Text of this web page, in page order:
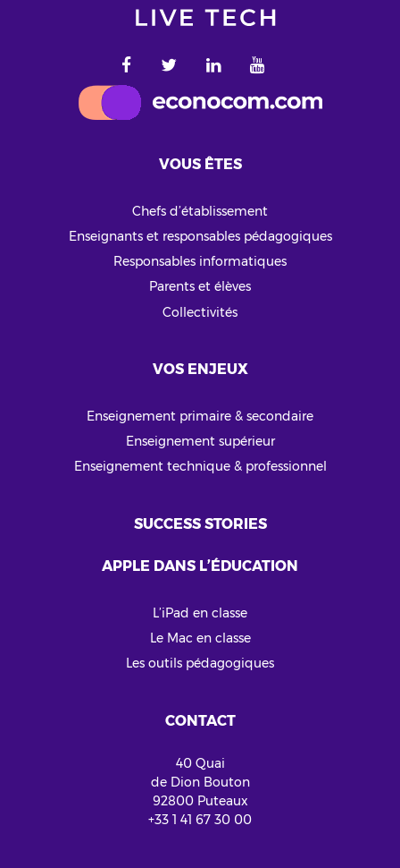
VOUS ÊTES
Chefs d’établissement
Enseignants et responsables pédagogiques
Responsables informatiques
Parents et élèves
Collectivités
VOS ENJEUX
Enseignement primaire & secondaire
Enseignement supérieur
Enseignement technique & professionnel
SUCCESS STORIES
APPLE DANS L’ÉDUCATION
L’iPad en classe
Le Mac en classe
Les outils pédagogiques
CONTACT
40 Quai
de Dion Bouton
92800 Puteaux
+33 1 41 67 30 00